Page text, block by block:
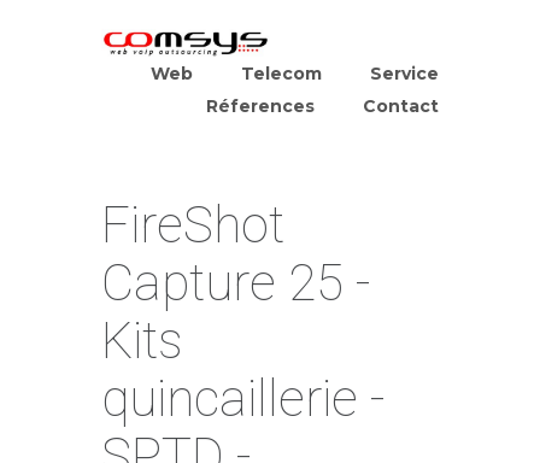
Web Telecom
Service
Réferences
Contact
FireShot
Capture 25 -
Kits
quincaillerie -